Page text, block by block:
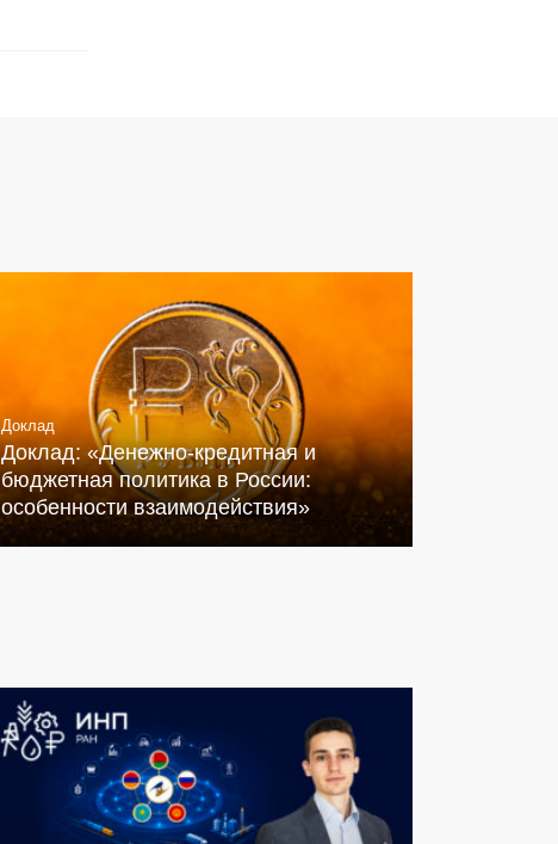
Доклад
Доклад: «Денежно-кредитная и
бюджетная политика в России:
особенности взаимодействия»